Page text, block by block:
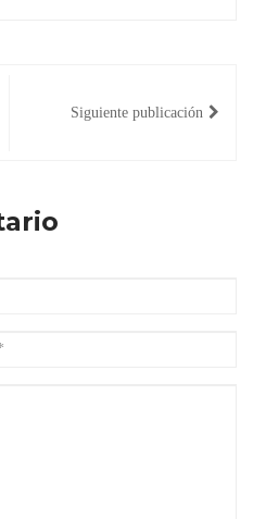
Siguiente publicación